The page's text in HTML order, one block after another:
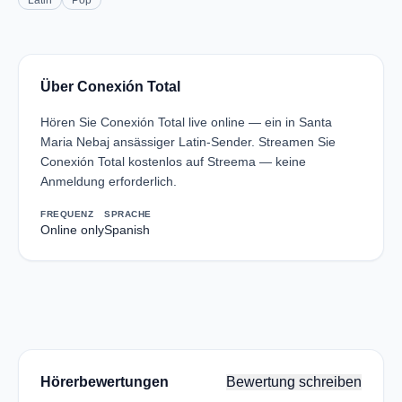
Über Conexión Total
Hören Sie Conexión Total live online — ein in Santa
Maria Nebaj ansässiger Latin-Sender. Streamen Sie
Conexión Total kostenlos auf Streema — keine
Anmeldung erforderlich.
FREQUENZ
Online only
SPRACHE
Spanish
Hörerbewertungen Bewertung schreiben